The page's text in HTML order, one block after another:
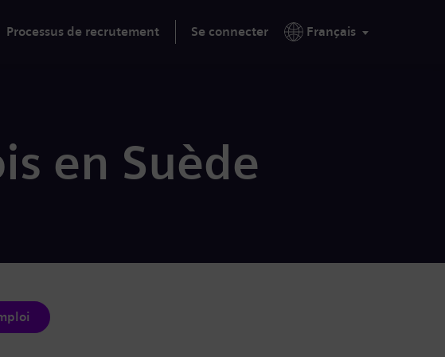
Processus de recrutement Se connecter Français
en Suède